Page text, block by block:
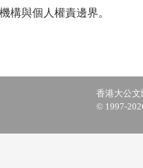
構與個人權責邊界。
香港大公
© 1997-